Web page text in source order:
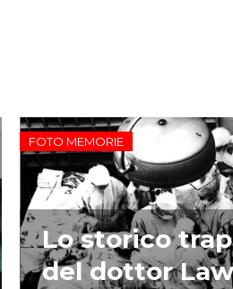
FOTO MEMORIE
Lo storico
del dottor